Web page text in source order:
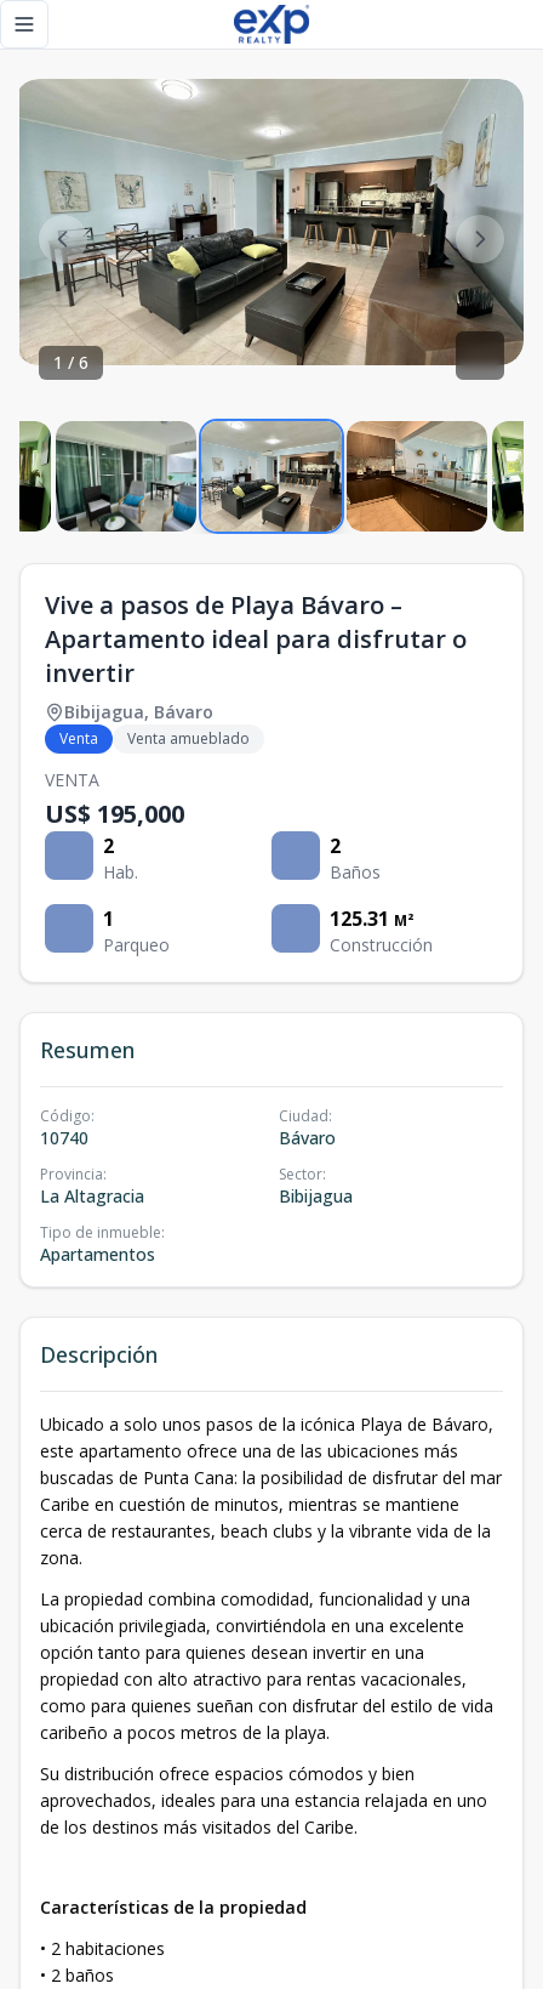
Toggle navigation menu
1 /6
Vive a pasos de Playa Bávaro –
Apartamento ideal para disfrutar o
invertir
Bibijagua, Bávaro
Venta Venta amueblado
VENTA
US$ 195,000
2
Hab.
2
Baños
1
Parqueo
125.31 M²
Construcción
Resumen
Código:
10740
Ciudad:
Bávaro
Provincia:
La Altagracia
Sector:
Bibijagua
Tipo de inmueble:
Apartamentos
Descripción
Ubicado a solo unos pasos de la icónica Playa de Bávaro,
este apartamento ofrece una de las ubicaciones más
buscadas de Punta Cana: la posibilidad de disfrutar del mar
Caribe en cuestión de minutos, mientras se mantiene
cerca de restaurantes, beach clubs y la vibrante vida de la
zona.
La propiedad combina comodidad, funcionalidad y una
ubicación privilegiada, convirtiéndola en una excelente
opción tanto para quienes desean invertir en una
propiedad con alto atractivo para rentas vacacionales,
como para quienes sueñan con disfrutar del estilo de vida
caribeño a pocos metros de la playa.
Su distribución ofrece espacios cómodos y bien
aprovechados, ideales para una estancia relajada en uno
de los destinos más visitados del Caribe.
Características de la propiedad
• 2 habitaciones
• 2 baños
Vive a pasos de Playa Bávaro – Apartamento ideal para